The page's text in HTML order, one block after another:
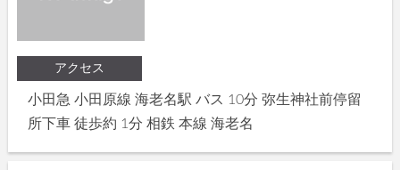
アクセス
小田急 小田原線 海老名駅 バス 10分 弥生神社前停留
所下車 徒歩約 1分 相鉄 本線 海老名